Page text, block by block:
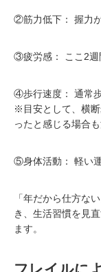
②筋力低下： 握力
③疲労感： ここ2週
④歩行速度： 通常
※目安として、横
ったと感じる場合
⑤身体活動： 軽い
「年だから仕方な
き、生活習慣を見
ます。